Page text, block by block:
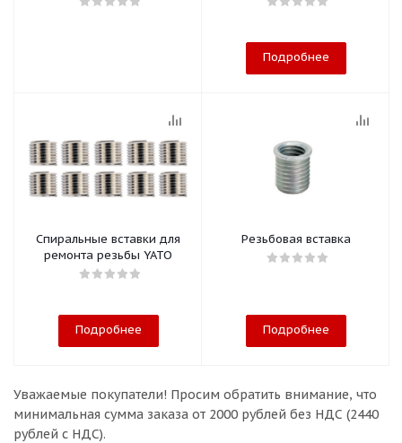
Подробнее
Спиральные вставки для
ремонта резьбы YATO
Подробнее
Резьбовая вставка
Подробнее
Уважаемые покупатели! Просим обратить внимание, что
минимальная сумма заказа от 2000 рублей без НДС (2440
рублей с НДС).